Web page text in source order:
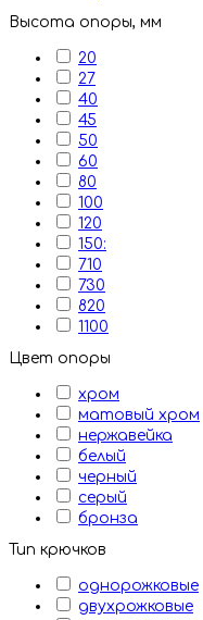
Высота опоры, мм
20
27
40
45
50
60
80
100
120
150:
710
730
820
1100
Цвет опоры
хром
матовый хром
нержавейка
белый
черный
серый
бронза
Тип крючков
однорожковые
двухрожковые